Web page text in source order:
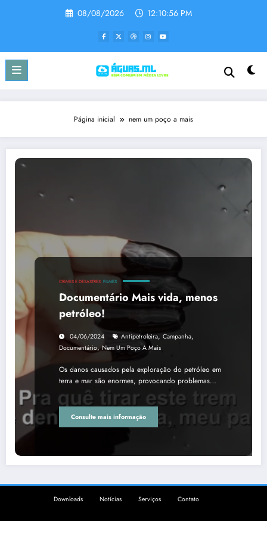
08/08/2026 12:10:56 PM
Página inicial nem um poço a mais
CRIMES E DESASTRES FILMES
Documentário Mais vida, menos
petróleo!
04/06/2024 Antipetroleira, Campanha,
Documentário,Nem Um Poço A Mais
Os danos causados pela exploração do petróleo em
terra e mar são enormes, provocando problemas…
Consulte mais informação
Downloads Notícias Serviços Contato